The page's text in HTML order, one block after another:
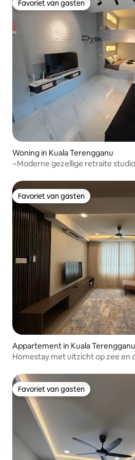
Favoriet van gasten
Favoriet van gasten
Woning in Kuala Terengganu
~Moderne gezellige retraite
Favoriet van gasten
Favoriet van gasten
Appartement in Kuala Terengganu
Homestay met uitzicht op zee en
Favoriet van gasten
Favoriet van gasten